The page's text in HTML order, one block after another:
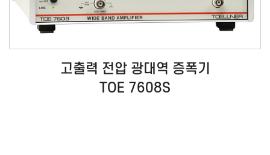
고출력 전압 광대역 증폭기
TOE 7608S